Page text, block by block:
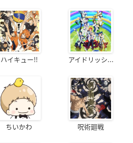
ハイキュー!! アイドリッシ...
ちいかわ 呪術廻戦